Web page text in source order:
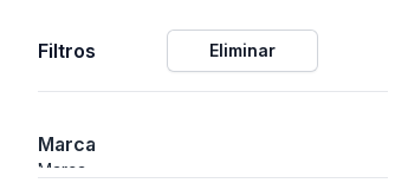
Filtros Eliminar
Marca
Marca